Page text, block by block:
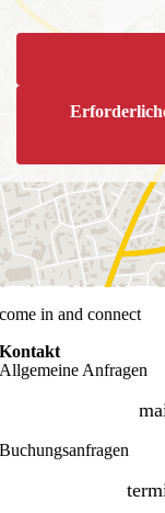
come in and connect
Kontakt
Allgemeine Anfragen
Buchungsanfragen